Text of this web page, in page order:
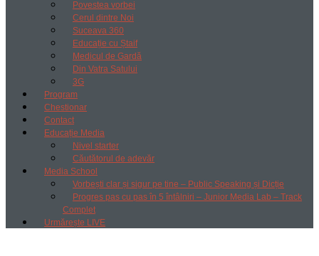
Povestea vorbei
Cerul dintre Noi
Suceava 360
Educație cu Ștaif
Medicul de Gardă
Din Vatra Satului
3G
Program
Chestionar
Contact
Educație Media
Nivel starter
Căutătorul de adevăr
Media School
Vorbești clar și sigur pe tine – Public Speaking și Dicție
Progres pas cu pas în 5 întâlniri – Junior Media Lab – Track
Complet
Urmărește LIVE